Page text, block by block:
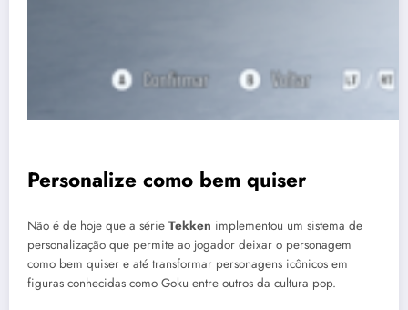
Personalize como bem quiser
Não é de hoje que a série Tekken implementou um sistema de
personalização que permite ao jogador deixar o personagem
como bem quiser e até transformar personagens icônicos em
figuras conhecidas como Goku entre outros da cultura pop.